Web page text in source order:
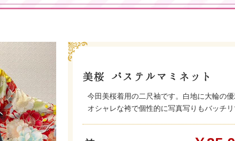
美桜 パステルマミネット
今田美桜着用の二尺袖です。白地に大輪の
オシャレな袴で個性的に写真写りもバッチ